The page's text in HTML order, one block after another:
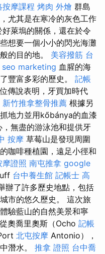
摩課程 烤肉 外燴 群島
尤其是在寒冷的灰色工作
萊塢的關係，還在於令
想要一個小小的閃光海灘
的目的地。 美容撥筋 台
seo marketing 血腥的海
豐富多彩的歷史。 記帳
傳說表明，牙買加時代
新竹推拿整骨推薦 根據另
地力並用kőbánya的血漆
無盡的游泳池和提供牙
按摩 草莓山是發現周圍
咖啡種植園，遠足小徑和
摩證照 南屯推拿 google
台中養生館 記帳士 高
辦了許多歷史地點，包括
市的悠久歷史。 這次旅
驗藍山的自然美景和寧
從奧喬里奧斯（Ocho 記帳
北屯按摩 Antonio），
潛水。 推拿 證照 台中喬